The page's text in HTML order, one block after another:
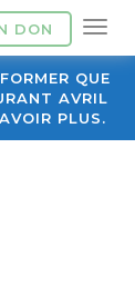
DON
QUE
AVRIL
PLUS.